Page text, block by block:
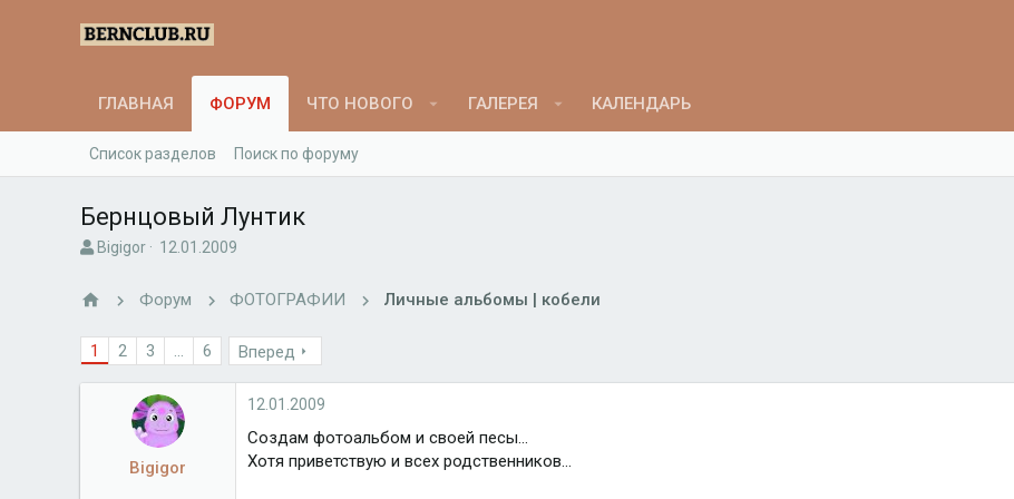
ГЛАВНАЯ ФОРУМ ЧТО НОВОГО ГАЛЕРЕЯ КАЛЕНДАРЬ
Список разделов Поиск по форуму
Бернцовый Лунтик
А
о
Bigigor
Д
а
а
л
а
12.01.2009
Форум ФОТОГРАФИИ Личные альбомы | кобели
1 2 3 ... 6 Вперед
Bigigor
12.01.2009
Создам фотоальбом и своей песы...
Хотя приветствую и всех родственников...